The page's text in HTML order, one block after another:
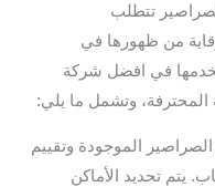
تتطلب
من ظهورها في
في افضل شركة
المحترفة، وتشمل ما يلي:
الصراصير الموجودة وتقييم
يتم تحديد الأماكن